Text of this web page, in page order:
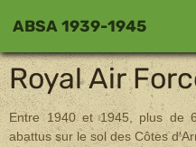
ABSA 1939-1945
Royal Air
Entre 1940 et 1945, plus de
abattus sur le sol des Côtes